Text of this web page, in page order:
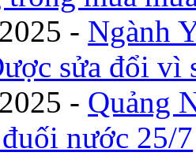
- Ngành
sửa đổi vì
- Quảng
nước 25/7